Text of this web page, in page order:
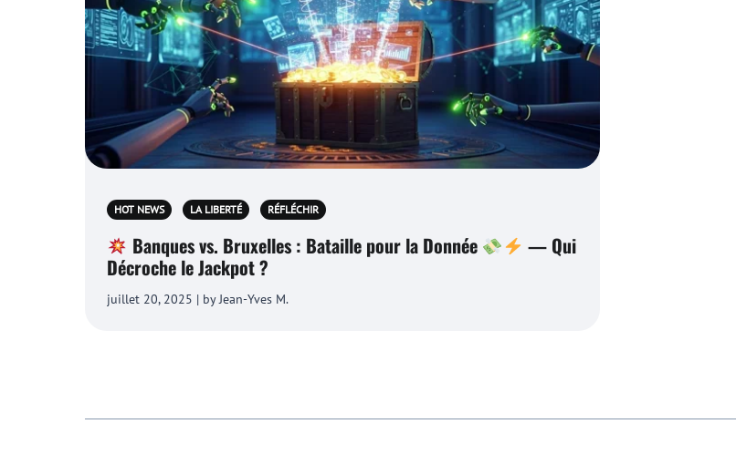
HOT NEWS LA LIBERTÉ RÉFLÉCHIR
Banques vs. Bruxelles : Bataille pour la Donnée
— Qui
Décroche le Jackpot ?
juillet 20, 2025 | by Jean-Yves M.